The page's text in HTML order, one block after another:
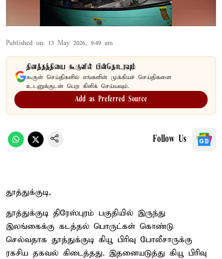
Published on: 13 May 2026, 9:49 am
தினத்தந்தியை கூகுளில் பின்தொடரவும்
கூகுள் செய்திகளில் எங்களின் முக்கியச் செய்திகளை
உடனுக்குடன் பெற கிளிக் செய்யவும்.
Add as Preferred Source
Follow Us
தூத்துக்குடி,
தூத்துக்குடி திரேஸ்புரம் பகுதியில் இருந்து
இலங்கைக்கு கடத்தல் பொருட்கள் கொண்டு
செல்வதாக தூத்துக்குடி கியூ பிரிவு போலீசாருக்கு
ரகசிய தகவல் கிடைத்தது. இதனையடுத்து கியூ பிரிவு